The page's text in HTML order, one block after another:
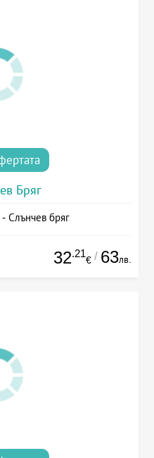
Бряг
Слънчев бряг
32.21
€ / 63лв.